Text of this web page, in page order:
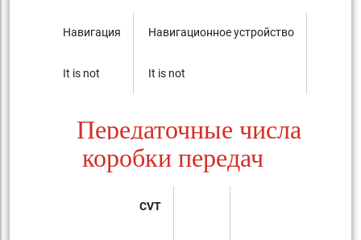
Навигация
It is not
Навигационное устройство
It is not
Передаточные числа
коробки передач
CVT